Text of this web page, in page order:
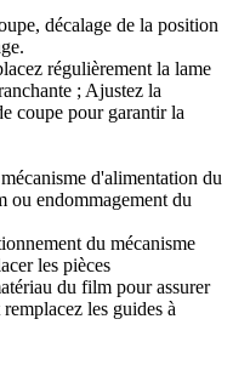
décalage de la position
régulièrement la lame
; Ajustez la
coupe pour garantir la
d'alimentation du
ou endommagement du
du mécanisme
les pièces
du film pour assurer
les guides à